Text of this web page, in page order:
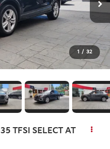
1 / 32
35 TFSI SELECT AT